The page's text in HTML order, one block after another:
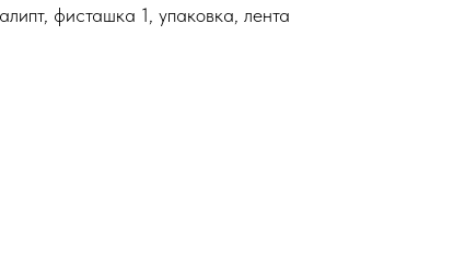
фисташка 1, упаковка, лента